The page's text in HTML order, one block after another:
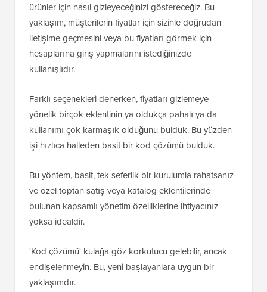
ürünler için nasıl gizleyeceğinizi göstereceğiz. Bu
yaklaşım, müşterilerin fiyatlar için sizinle doğrudan
iletişime geçmesini veya bu fiyatları görmek için
hesaplarına giriş yapmalarını istediğinizde
kullanışlıdır.
Farklı seçenekleri denerken, fiyatları gizlemeye
yönelik birçok eklentinin ya oldukça pahalı ya da
kullanımı çok karmaşık olduğunu bulduk. Bu yüzden
işi hızlıca halleden basit bir kod çözümü bulduk.
Bu yöntem, basit, tek seferlik bir kurulumla rahatsanız
ve özel toptan satış veya katalog eklentilerinde
bulunan kapsamlı yönetim özelliklerine ihtiyacınız
yoksa idealdir.
'Kod çözümü' kulağa göz korkutucu gelebilir, ancak
endişelenmeyin. Bu, yeni başlayanlara uygun bir
yaklaşımdır.